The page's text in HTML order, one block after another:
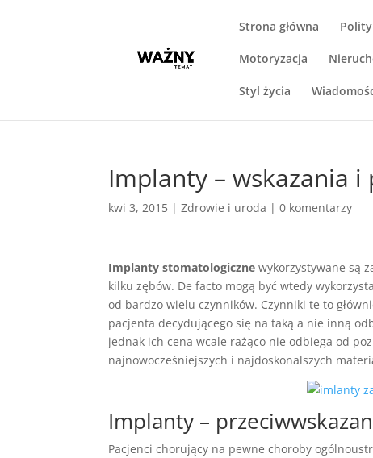
Strona główna
Motoryzacja
Styl życia
Implanty – wskazania i
kwi 3, 2015 |Zdrowie i uroda |0 komentarzy
Implanty stomatologiczne wykorzystywane są
kilku zębów. De facto mogą być wtedy
od bardzo wielu czynników. Czynniki te to
pacjenta decydującego się na taką a nie inną
jednak ich cena wcale rażąco nie odbiega od
najnowocześniejszych i najdoskonalszych
Implanty –
Pacjenci chorujący na pewne choroby